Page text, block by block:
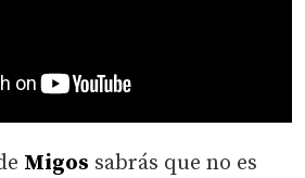
Migos sabrás que no es